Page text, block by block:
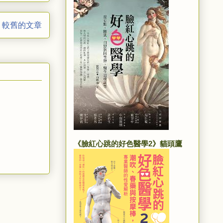
較舊的文章
《臉紅心跳的好色醫學2》貓頭鷹